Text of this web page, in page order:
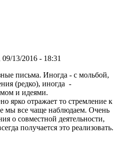
09/13/2016 - 18:31
письма. Иногда - с мольбой,
(редко), иногда -
и идеями.
ярко отражает то стремление к
мы все чаще наблюдаем. Очень
о совместной деятельности,
получается это реализовать.